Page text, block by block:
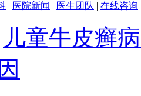
| 医院新闻 | 医生团队 | 在线咨询
儿童牛皮癣